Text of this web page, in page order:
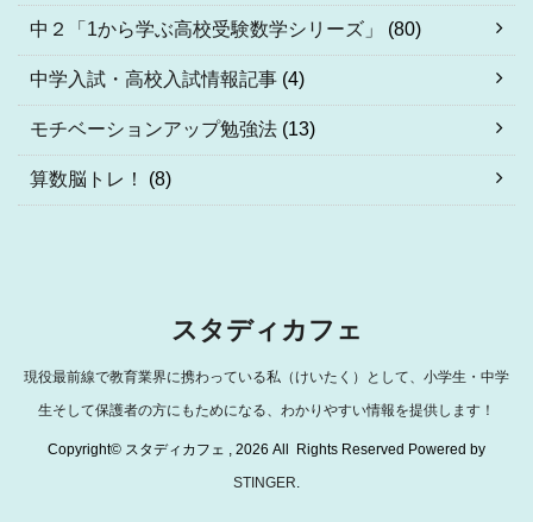
中２「1から学ぶ高校受験数学シリーズ」 (80)
中学入試・高校入試情報記事 (4)
モチベーションアップ勉強法 (13)
算数脳トレ！ (8)
スタディカフェ
現役最前線で教育業界に携わっている私（けいたく）として、小学生・中学
生そして保護者の方にもためになる、わかりやすい情報を提供します！
Copyright© スタディカフェ , 2026 All Rights Reserved Powered by
STINGER.